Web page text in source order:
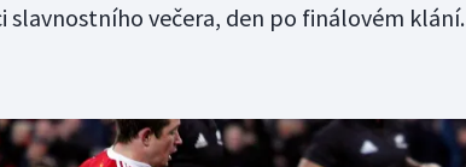
slavnostního večera, den po finálovém klání.